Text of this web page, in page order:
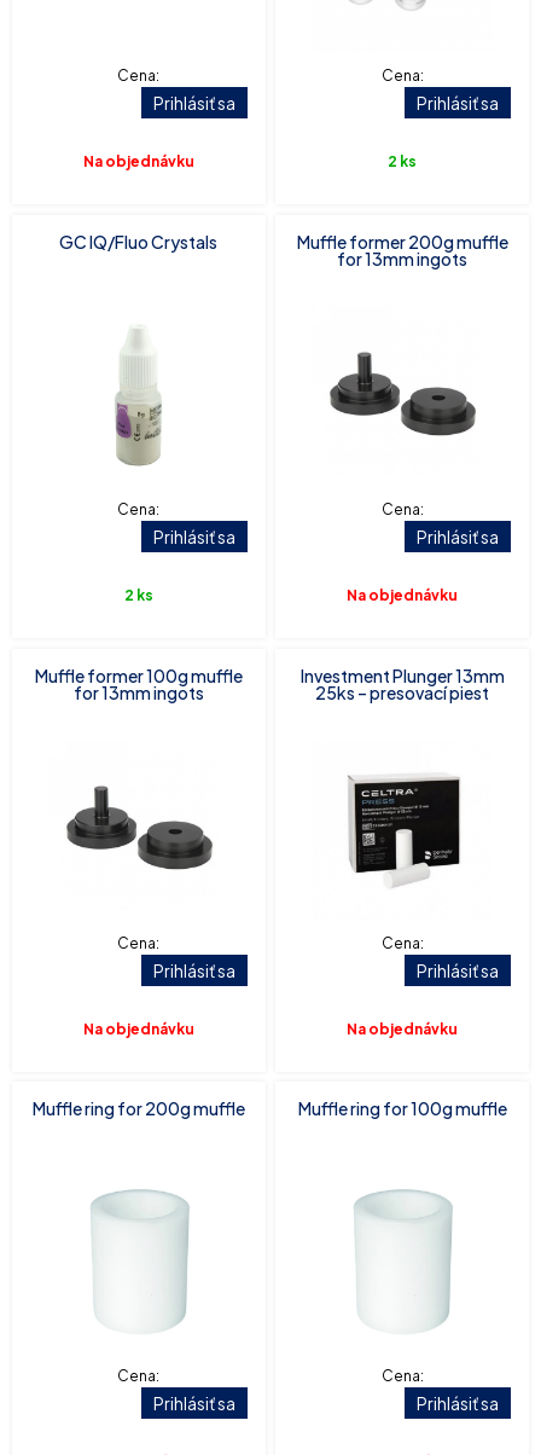
Cena:
Prihlásiť sa
Na objednávku
Cena:
Prihlásiť sa
2 ks
GC IQ/Fluo Crystals
Cena:
Prihlásiť sa
2 ks
Muffle former 200g muffle
for 13mm ingots
Cena:
Prihlásiť sa
Na objednávku
Muffle former 100g muffle
for 13mm ingots
Cena:
Prihlásiť sa
Na objednávku
Investment Plunger 13mm
25ks – presovací piest
Cena:
Prihlásiť sa
Na objednávku
Muffle ring for 200g muffle
Cena:
Prihlásiť sa
Muffle ring for 100g muffle
Cena:
Prihlásiť sa